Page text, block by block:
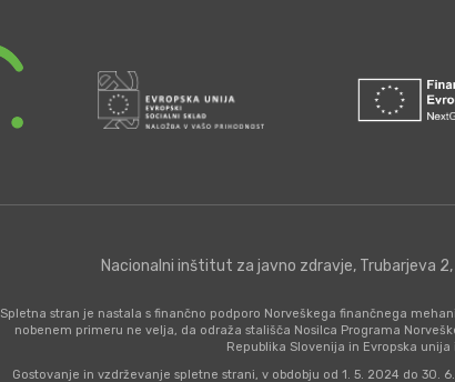
Nacionalni inštitut za javno zdravje, Trubarjeva
Spletna stran je nastala s finančno podporo Norveškega finančnega
nobenem primeru ne velja, da odraža stališča Nosilca Programa
Republika Slovenija in Evropska
Gostovanje in vzdrževanje spletne strani, v obdobju od 1. 5. 2024 do